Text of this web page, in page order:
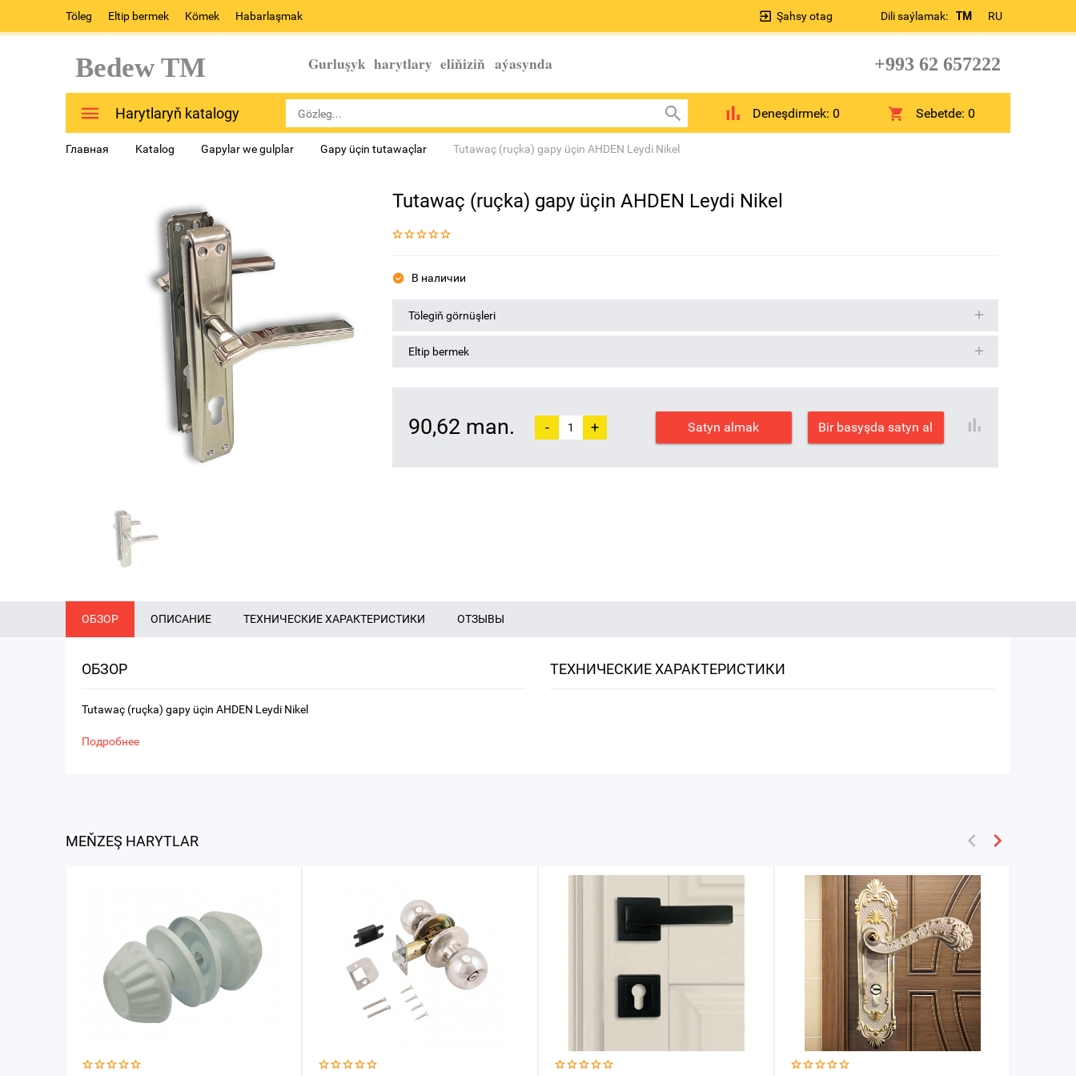
Töleg Eltip bermek Kömek Habarlaşmak Dili saýlamak: TM RU
Şahsy otag
Bedew TM Gurluşyk harytlary eliňiziň aýasynda +993 62 657222
Harytlaryň katalogy Deneşdirmek: 0 Sebetde:0
Главная Katalog Gapylar we gulplar Gapy üçin tutawaçlar Tutawaç (ruçka) gapy üçin AHDEN Leydi Nikel
Tutawaç (ruçka) gapy üçin AHDEN Leydi Nikel
В наличии
Tölegiň görnüşleri
Eltip bermek
90,62 man. - + Satyn almak Bir basyşda satyn al
ОБЗОР ОПИСАНИЕ ТЕХНИЧЕСКИЕ ХАРАКТЕРИСТИКИ ОТЗЫВЫ
ОБЗОР
Tutawaç (ruçka) gapy üçin AHDEN Leydi Nikel
Подробнее
ТЕХНИЧЕСКИЕ ХАРАКТЕРИСТИКИ
MEŇZEŞ HARYTLAR